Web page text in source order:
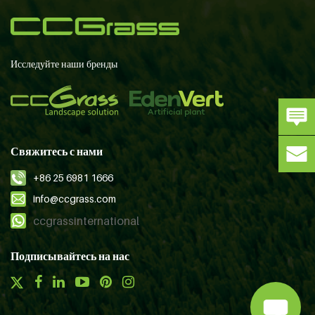
Исследуйте наши бренды
Свяжитесь с нами
+86 25 6981 1666
info@ccgrass.com
ccgrassinternational
Подписывайтесь на нас